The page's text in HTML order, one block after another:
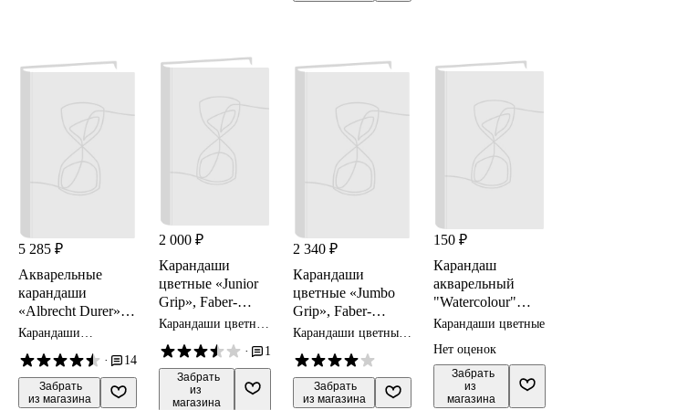
5 285 ₽
Акварельные
карандаши
«Albrecht Durer»,
Faber-Castell, 24
Карандаши
Castell
· 14
Забрать
из магазина
2 000 ₽
Карандаши
цветные «Junior
Grip», Faber-
Castell, 30 цветов
Карандаши цветные
·
1
Забрать
из
магазина
2 340 ₽
Карандаши
цветные «Jumbo
Grip», Faber-
Castell, 12 цветов
Карандаши цветные
Забрать
из магазина
150 ₽
Карандаш
акварельный
"Watercolour"
зел.вода 3,4мм,
Карандаши цветные
Нет оценок
Забрать
из
магазина